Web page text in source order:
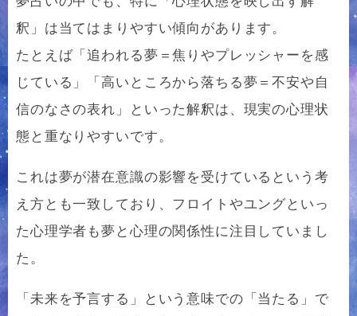
釈」は当てはまりやすい傾向があります。
たとえば「追われる夢＝焦りやプレッシャーを感
じている」「高いところから落ちる夢＝不安や自
信のなさの表れ」といった解釈は、現実の心理状
態と重なりやすいです。
これは夢が潜在意識の影響を受けているという考
え方とも一致しており、フロイトやユングといっ
た心理学者も夢と心理の関係性に注目していまし
た。
「未来を予言する」という意味での「当たる」で